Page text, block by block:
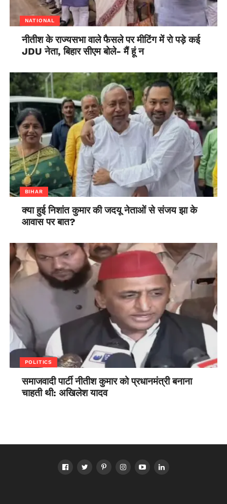
NATIONAL
नीतीश के राज्यसभा वाले फैसले पर मीटिंग में रो पड़े कई
JDU नेता, बिहार सीएम बोले- मैं हूं न
BIHAR
क्या हुई निशांत कुमार की जदयू नेताओं से संजय झा के
आवास पर बात?
POLITICS
समाजवादी पार्टी नीतीश कुमार को प्रधानमंत्री बनाना
चाहती थी: अखिलेश यादव